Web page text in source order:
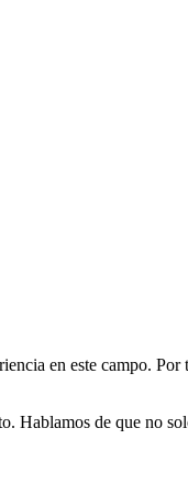
en este campo.
Hablamos de que no